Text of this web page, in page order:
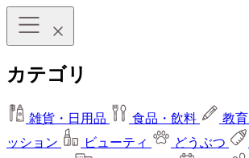
カテゴリ
雑貨・日用品 食品・飲料 教育
ッション
ビューティ どうぶつ